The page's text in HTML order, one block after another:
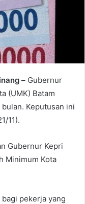
– Gubernur
(UMK) Batam
bulan. Keputusan ini
11).
Gubernur Kepri
Minimum Kota
pekerja yang